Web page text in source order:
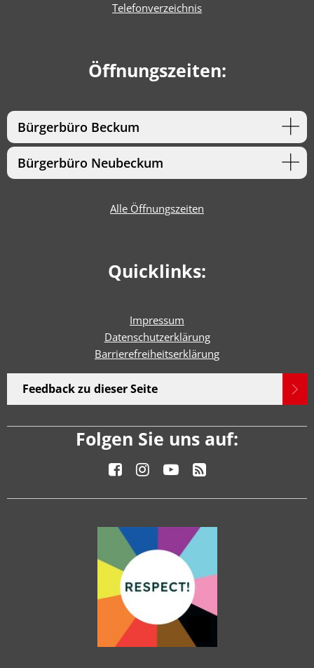
Telefonverzeichnis
Öffnungszeiten:
Bürgerbüro Beckum
Bürgerbüro Neubeckum
Alle Öffnungszeiten
Quicklinks:
Impressum
Datenschutzerklärung
Barrierefreiheitserklärung
Feedback zu dieser Seite
Folgen Sie uns auf: